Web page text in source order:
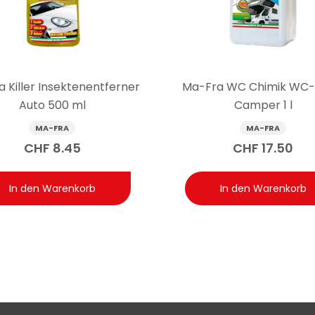
dem anderen bearbeitet wird und das Shampoo nicht auf
wie wird das Produkt korrekt angewendet?
Oberfläche antrocknen lassen und abschliessend gründlich
Killer Insektenentferner
Auto 500 ml
MA-FRA
CHF 8.45
In den Warenkorb
Ma-Fra WC Chimik
Camper 1 l
MA-FRA
CHF 17.50
In den Warenkorb